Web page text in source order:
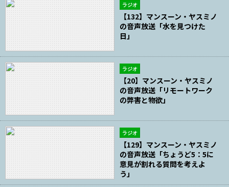
ラジオ
【132】マンスーン・ヤスミノ
の音声放送「水を見つけた
日」
ラジオ
【20】マンスーン・ヤスミノ
の音声放送「リモートワーク
の弊害と物欲」
ラジオ
【129】マンスーン・ヤスミノ
の音声放送「ちょうど5：5に
意見が割れる質問を考えよ
う」